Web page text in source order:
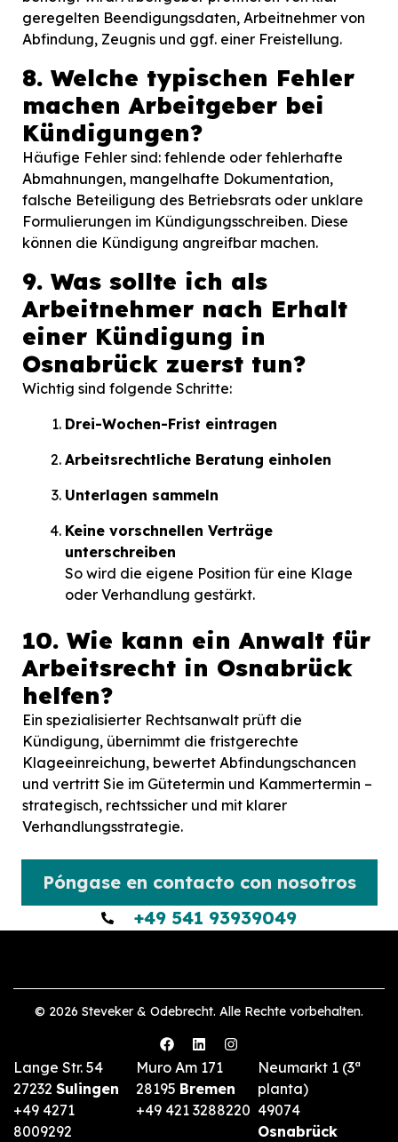
geregelten Beendigungsdaten, Arbeitnehmer von
Abfindung, Zeugnis und ggf. einer Freistellung.
8. Welche typischen Fehler
machen Arbeitgeber bei
Kündigungen?
Häufige Fehler sind: fehlende oder fehlerhafte
Abmahnungen, mangelhafte Dokumentation,
falsche Beteiligung des Betriebsrats oder unklare
Formulierungen im Kündigungsschreiben. Diese
können die Kündigung angreifbar machen.
9. Was sollte ich als
Arbeitnehmer nach Erhalt
einer Kündigung in
Osnabrück zuerst tun?
Wichtig sind folgende Schritte:
Drei-Wochen-Frist eintragen
Arbeitsrechtliche Beratung einholen
Unterlagen sammeln
Keine vorschnellen Verträge
unterschreiben
So wird die eigene Position für eine Klage
oder Verhandlung gestärkt.
10. Wie kann ein Anwalt für
Arbeitsrecht in Osnabrück
helfen?
Ein spezialisierter Rechtsanwalt prüft die
Kündigung, übernimmt die fristgerechte
Klageeinreichung, bewertet Abfindungschancen
und vertritt Sie im Gütetermin und Kammertermin –
strategisch, rechtssicher und mit klarer
Verhandlungsstrategie.
Póngase en contacto con nosotros
+49 541 93939049
© 2026 Steveker & Odebrecht. Alle Rechte vorbehalten.
Lange Str. 54
27232 Sulingen
+49 4271
8009292
Muro Am 171
28195 Bremen
+49 421 3288220
Neumarkt 1 (3ª
planta)
49074
Osnabrück